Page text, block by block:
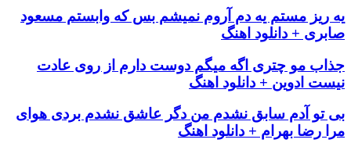
یه ریز مستم یه دم آروم نمیشم بس که وابستم مسعود
صابری + دانلود اهنگ
جذاب مو چتری اگه میگم دوست دارم از روی عادت
نیست ادوین + دانلود اهنگ
بی تو آدم سابق نشدم من دگر عاشق نشدم بردی هوای
مرا رضا بهرام + دانلود اهنگ